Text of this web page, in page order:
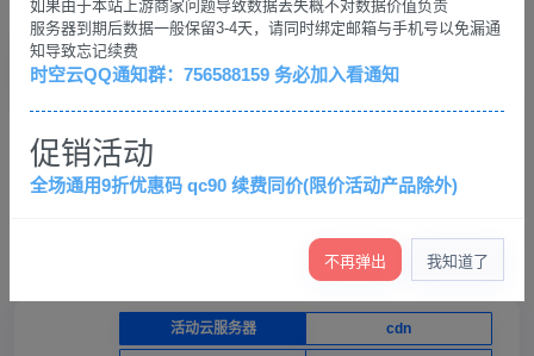
如果由于本站上游商家问题导致数据丢失概不对数据价值负责
服务器到期后数据一般保留3-4天，请同时绑定邮箱与手机号以免漏通
知导致忘记续费
时空云QQ通知群：756588159 务必加入看通知
促销活动
全场通用9折优惠码 qc90 续费同价(限价活动产品除外)
不再弹出 我知道了
产品选购
数据无价，重要数据自行异地备份；客户QQ群：
756588159，务必加入看通知
查看退款条例 查看各服务器介绍（必看）
活动云服务器 cdn